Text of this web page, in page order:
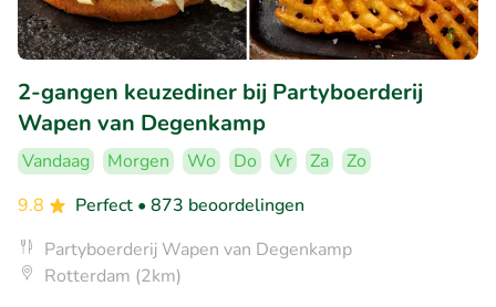
2-gangen keuzediner bij Partyboerderij
Wapen van Degenkamp
Vandaag Morgen Wo Do Vr Za
Zo
9.8
Perfect • 873 beoordelingen
Partyboerderij Wapen van Degenkamp
Rotterdam (2km)